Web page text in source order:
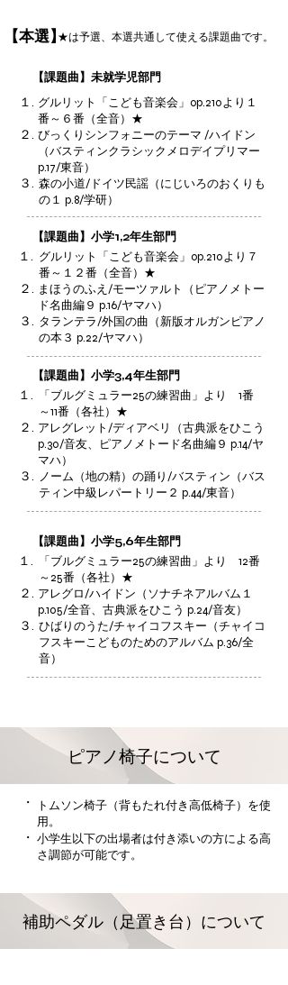
【本選】★は予選、本選共通して使える課題曲です。
【課題曲】未就学児部門
１. グルリット「こども音楽会」op.210より１
番～６番（全音）★
２. びっくりシンフォニーのテーマ /ハイドン
（バスティンクラシックメロデイプリマー
p.17/東音）
３. 森の小道/ドイツ民謡（にじいろのおくりも
の１ p.8/学研）
【課題曲】小学1,2年生部門
１. グルリット「こども音楽会」op.210より７
番～１２番（全音）★
２. まほうのふえ/モーツァルト（ピアノメトー
ド名曲編９ p.16/ヤマハ）
３. タランテラ/外国の曲（新版オルガンピアノ
の本３ p.22/ヤマハ）
【課題曲】小学3,4年生部門
１.
「ブルグミュラー25の練習曲」より 1番
～11番（各社）★
２. アレグレット/ディアベリ（古典派をひこう
p.30/音友、ピアノメトード名曲編９ p.14/ヤ
マハ）
３. ノーム（地の精）の踊り/バスティン（バス
ティン中級レパートリー２ p.44/東音）
【課題曲】小学5,6年生部門
１.
「ブルグミュラー25の練習曲」より 12番
～25番（各社）★
２. アレグロ/ハイドン（ソナチネアルバム１
p.105/全音、古典派をひこう p.24/音友）
３. ひばりのうた/チャイコフスキー（チャイコ
フスキーこどものためのアルバム p.36/全
音）
ピアノ椅子について
・
トムソン椅子（背もたれ付き高低椅子）を使
用。
・ 小学生以下の出場者は付き添いの方による高
さ調節が可能です。
補助ペダル（足置き台）について